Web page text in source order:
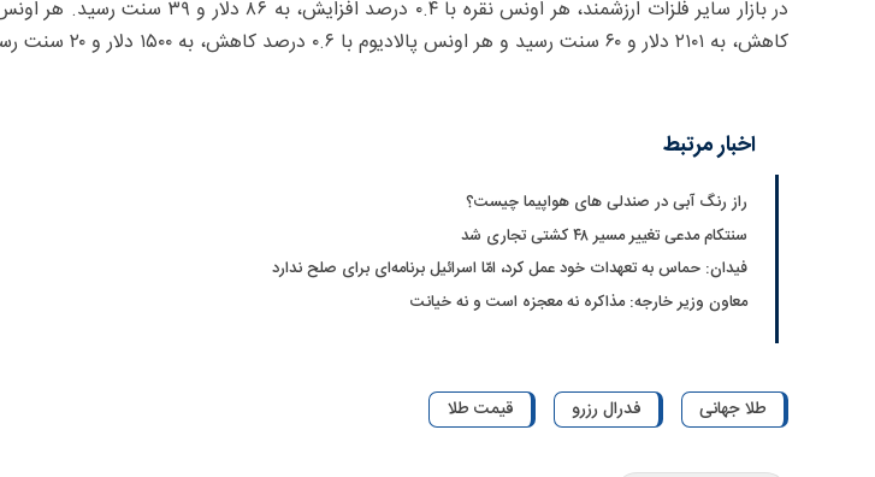
کاهش، به ۲۱۰۱ دلار و ۶۰ سنت رسید و هر اونس پالادیوم با ۰.۶ درصد کاهش، به ۱۵۰۰ دلار و ۲۰ سنت رسید.
اخبار مرتبط
راز رنگ آبی در صندلی های هواپیما چیست؟
سنتکام مدعی تغییر مسیر ۴۸ کشتی تجاری شد
فیدان: حماس به تعهدات خود عمل کرد، امّا اسرائیل برنامه‌ای برای صلح ندارد
معاون وزیر خارجه: مذاکره نه معجزه است و نه خیانت
طلا جهانی فدرال رزرو قیمت طلا